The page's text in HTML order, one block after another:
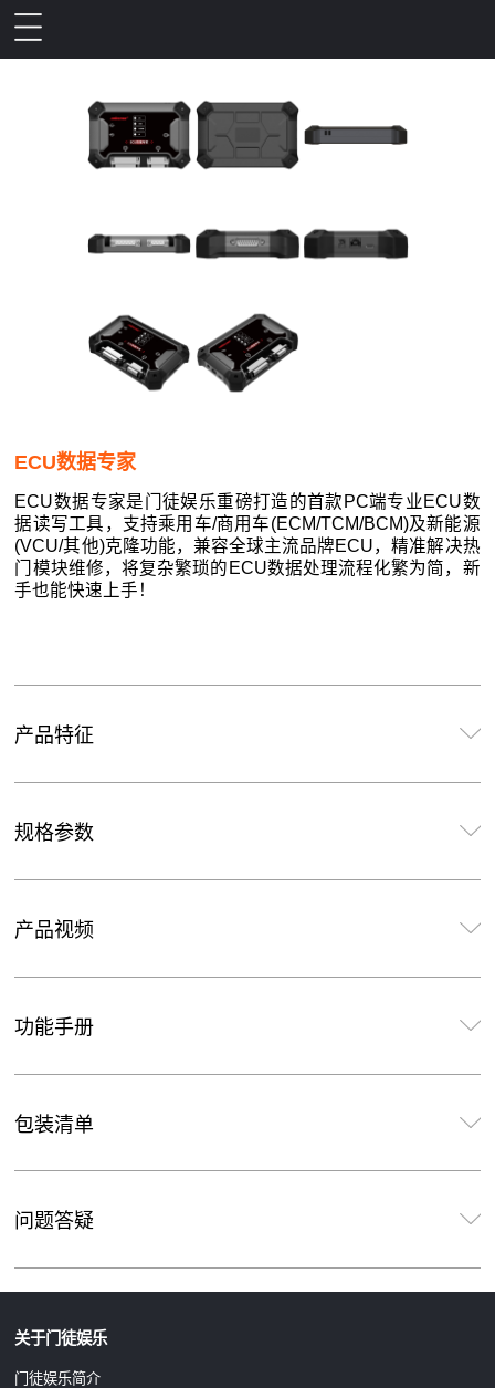
ECU数据专家
ECU数据专家是门徒娱乐重磅打造的首款PC端专业ECU数
据读写工具，支持乘用车/商用车(ECM/TCM/BCM)及新能源
(VCU/其他)克隆功能，兼容全球主流品牌ECU，精准解决热
门模块维修，将复杂繁琐的ECU数据处理流程化繁为简，新
手也能快速上手！
产品特征
规格参数
产品视频
功能手册
包装清单
问题答疑
关于门徒娱乐
门徒娱乐简介